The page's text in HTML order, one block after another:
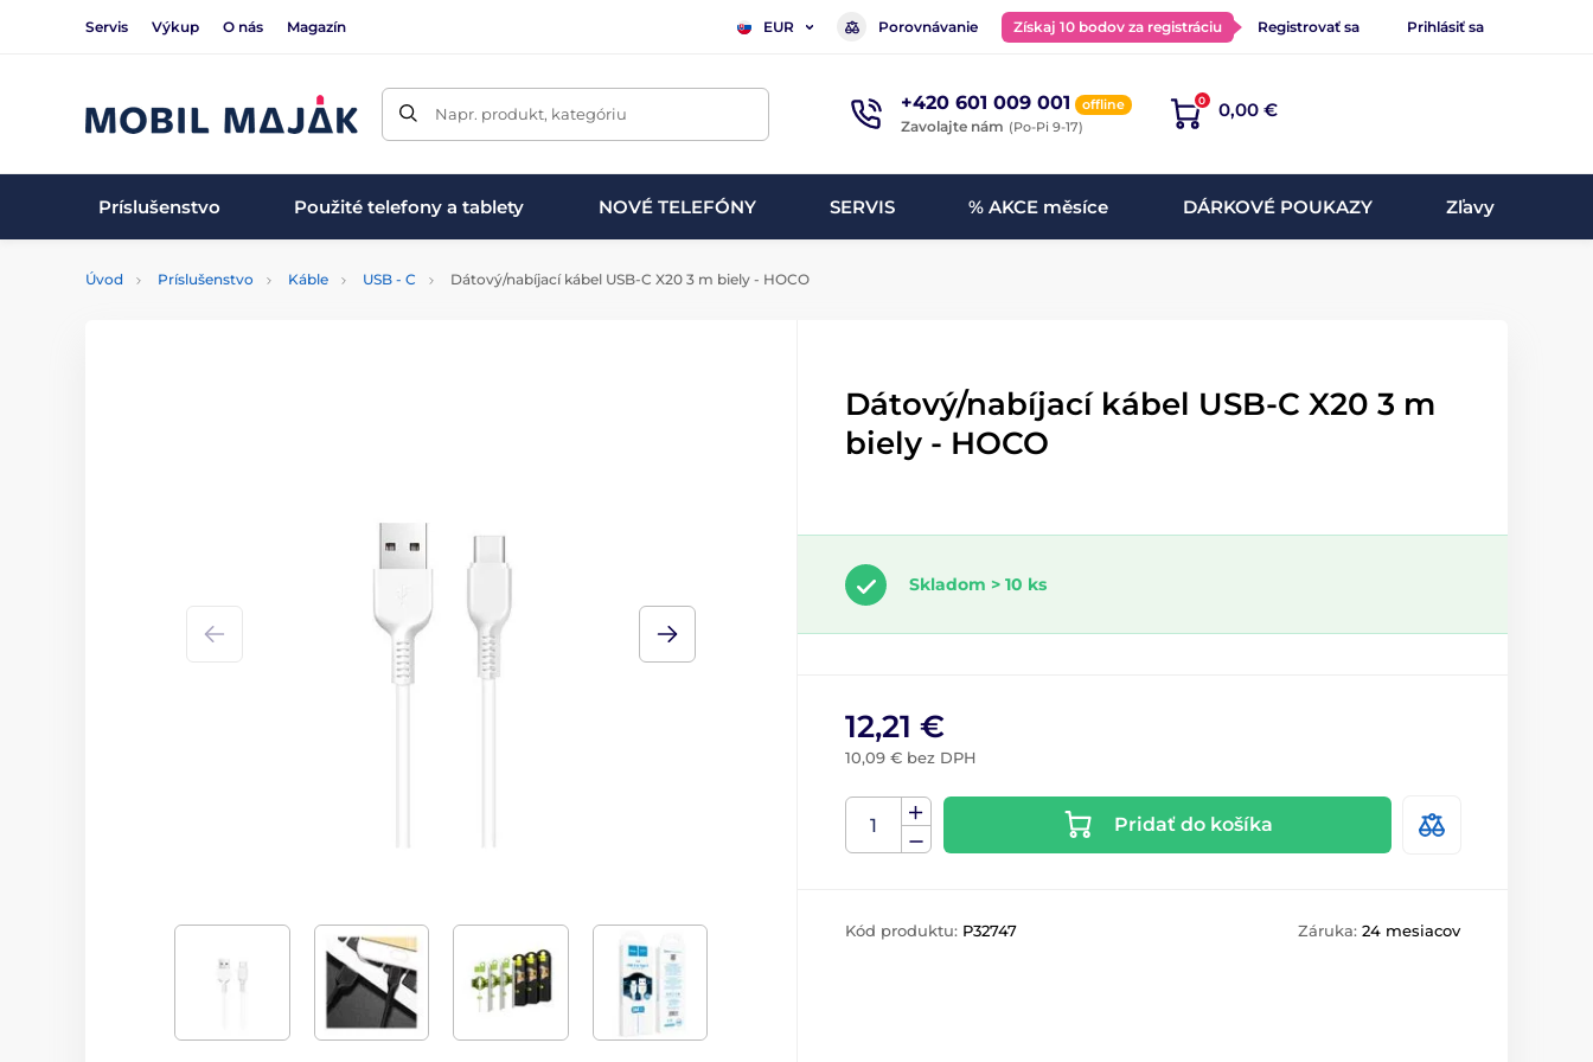
Servis Výkup O nás Magazín EUR Porovnávanie Získaj 10 bodov za registráciu Registrovať sa Prihlásiť sa
Napr. produkt, kategóriu +420 601 009 001 offline
Zavolajte nám (Po-Pi 9-17)
0 0,00 €
Príslušenstvo Použité telefony a tablety NOVÉ TELEFÓNY SERVIS % AKCE měsíce DÁRKOVÉ POUKAZY Zľavy
Úvod Príslušenstvo Káble USB - C Dátový/nabíjací kábel USB-C X20 3 m biely - HOCO
Dátový/nabíjací kábel USB-C X20 3 m
biely - HOCO
Skladom > 10 ks
12,21 €
10,09 € bez DPH
Pridať do košíka
Kód produktu: P32747 Záruka: 24 mesiacov